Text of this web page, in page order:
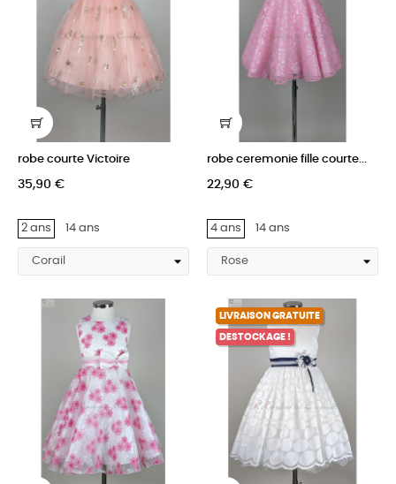
robe courte Victoire
35,90 €
2 ans 14 ans
robe ceremonie fille courte...
22,90 €
4 ans 14 ans
LIVRAISON GRATUITE
DESTOCKAGE !